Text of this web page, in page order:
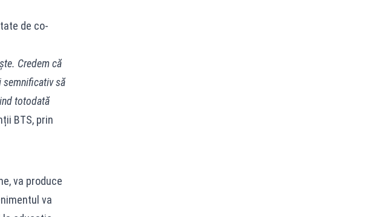
de co-
Credem că
semnificativ să
totodată
BTS, prin
va produce
va